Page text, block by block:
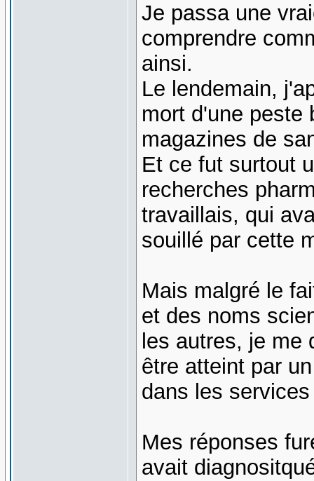
Je passa une
comprendre
ainsi.
Le lendemain,
mort d'une peste
magazines de
Et ce fut surtout
recherches
travaillais, qui
souillé par cette
Mais malgré le
et des noms
les autres, je me
être atteint par
dans les
Mes réponses
avait